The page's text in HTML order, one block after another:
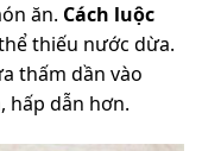
ăn. Cách luộc
thiếu nước dừa.
thấm dần vào
hấp dẫn hơn.